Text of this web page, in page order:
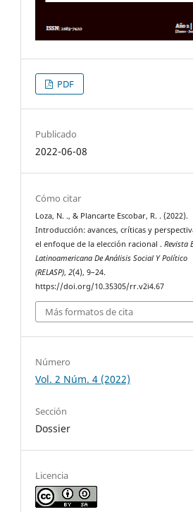
PDF
Publicado
2022-06-08
Cómo citar
Loza, N. ., & Plancarte Escobar, R. . (2022).
Introducción: avances, críticas y
el enfoque de la elección racional .Revista
Latinoamericana De Análisis Social Y Político
(RELASP),2(4), 9–24.
https://doi.org/10.35305/rr.v2i4.67
Más formatos de cita
Número
Vol. 2 Núm. 4 (2022)
Sección
Dossier
Licencia